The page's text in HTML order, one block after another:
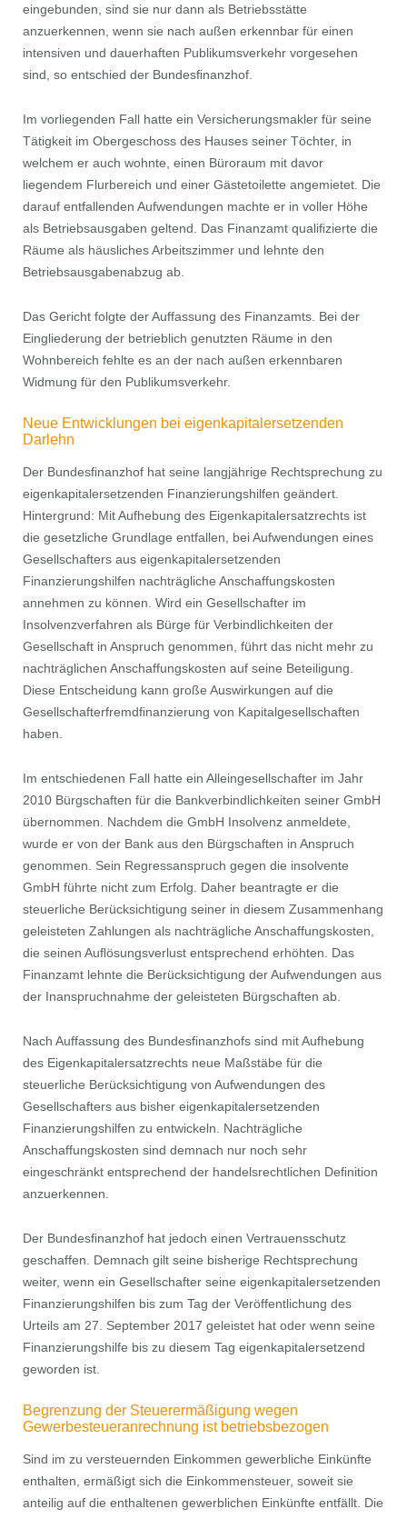
eingebunden, sind sie nur dann als Betriebsstätte
anzuerkennen, wenn sie nach außen erkennbar für einen
intensiven und dauerhaften Publikumsverkehr vorgesehen
sind, so entschied der Bundesﬁnanzhof.
Im vorliegenden Fall hatte ein Versicherungsmakler für seine
Tätigkeit im Obergeschoss des Hauses seiner Töchter, in
welchem er auch wohnte, einen Büroraum mit davor
liegendem Flurbereich und einer Gästetoilette angemietet. Die
darauf entfallenden Aufwendungen machte er in voller Höhe
als Betriebsausgaben geltend. Das Finanzamt qualiﬁzierte die
Räume als häusliches Arbeitszimmer und lehnte den
Betriebsausgabenabzug ab.
Das Gericht folgte der Auffassung des Finanzamts. Bei der
Eingliederung der betrieblich genutzten Räume in den
Wohnbereich fehlte es an der nach außen erkennbaren
Widmung für den Publikumsverkehr.
Neue Entwicklungen bei eigenkapitalersetzenden
Darlehn
Der Bundesﬁnanzhof hat seine langjährige Rechtsprechung zu
eigenkapitalersetzenden Finanzierungshilfen geändert.
Hintergrund: Mit Aufhebung des Eigenkapitalersatzrechts ist
die gesetzliche Grundlage entfallen, bei Aufwendungen eines
Gesellschafters aus eigenkapitalersetzenden
Finanzierungshilfen nachträgliche Anschaffungskosten
annehmen zu können. Wird ein Gesellschafter im
Insolvenzverfahren als Bürge für Verbindlichkeiten der
Gesellschaft in Anspruch genommen, führt das nicht mehr zu
nachträglichen Anschaffungskosten auf seine Beteiligung.
Diese Entscheidung kann große Auswirkungen auf die
Gesellschafterfremdﬁnanzierung von Kapitalgesellschaften
haben.
Im entschiedenen Fall hatte ein Alleingesellschafter im Jahr
2010 Bürgschaften für die Bankverbindlichkeiten seiner GmbH
übernommen. Nachdem die GmbH Insolvenz anmeldete,
wurde er von der Bank aus den Bürgschaften in Anspruch
genommen. Sein Regressanspruch gegen die insolvente
GmbH führte nicht zum Erfolg. Daher beantragte er die
steuerliche Berücksichtigung seiner in diesem Zusammenhang
geleisteten Zahlungen als nachträgliche Anschaffungskosten,
die seinen Auﬂösungsverlust entsprechend erhöhten. Das
Finanzamt lehnte die Berücksichtigung der Aufwendungen aus
der Inanspruchnahme der geleisteten Bürgschaften ab.
Nach Auffassung des Bundesﬁnanzhofs sind mit Aufhebung
des Eigenkapitalersatzrechts neue Maßstäbe für die
steuerliche Berücksichtigung von Aufwendungen des
Gesellschafters aus bisher eigenkapitalersetzenden
Finanzierungshilfen zu entwickeln. Nachträgliche
Anschaffungskosten sind demnach nur noch sehr
eingeschränkt entsprechend der handelsrechtlichen Deﬁnition
anzuerkennen.
Der Bundesﬁnanzhof hat jedoch einen Vertrauensschutz
geschaffen. Demnach gilt seine bisherige Rechtsprechung
weiter, wenn ein Gesellschafter seine eigenkapitalersetzenden
Finanzierungshilfen bis zum Tag der Veröffentlichung des
Urteils am 27. September 2017 geleistet hat oder wenn seine
Finanzierungshilfe bis zu diesem Tag eigenkapitalersetzend
geworden ist.
Begrenzung der Steuerermäßigung wegen
Gewerbesteueranrechnung ist betriebsbezogen
Sind im zu versteuernden Einkommen gewerbliche Einkünfte
enthalten, ermäßigt sich die Einkommensteuer, soweit sie
anteilig auf die enthaltenen gewerblichen Einkünfte entfällt. Die